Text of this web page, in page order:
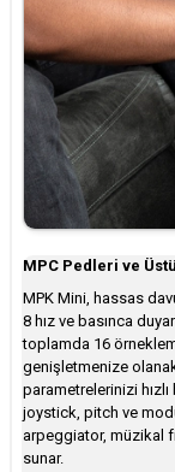
MPC Pedleri ve
MPK Mini, hassas
8 hız ve basınca
toplamda 16
genişletmenize
parametrelerinizi
joystick, pitch ve
arpeggiator, müzikal
sunar.